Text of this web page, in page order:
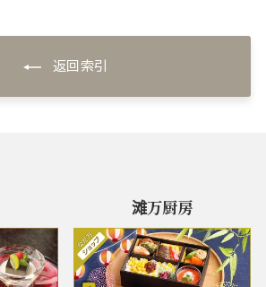
返回索引
滩万厨房